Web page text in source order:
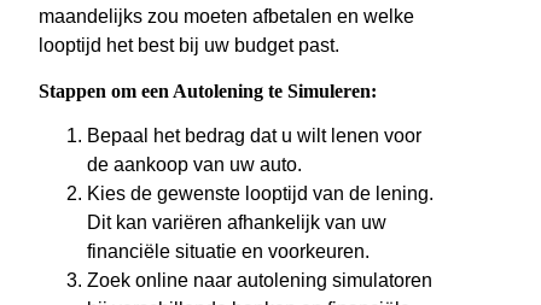
maandelijks zou moeten afbetalen en welke
looptijd het best bij uw budget past.
Stappen om een Autolening te Simuleren:
Bepaal het bedrag dat u wilt lenen voor
de aankoop van uw auto.
Kies de gewenste looptijd van de lening.
Dit kan variëren afhankelijk van uw
financiële situatie en voorkeuren.
Zoek online naar autolening simulatoren